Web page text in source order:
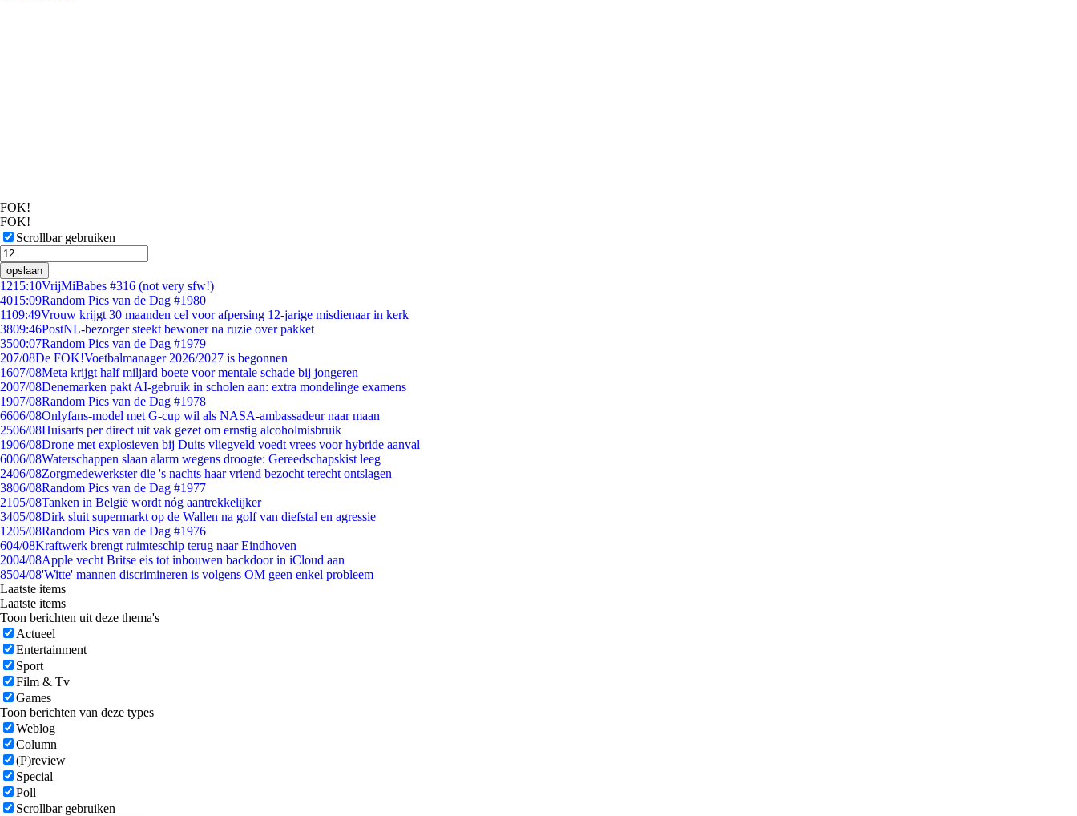
FOK!
FOK!
Scrollbar gebruiken
opslaan
1215:10VrijMiBabes #316 (not very sfw!)
4015:09Random Pics van de Dag #1980
1109:49Vrouw krijgt 30 maanden cel voor afpersing 12-jarige misdienaar in kerk
3809:46PostNL-bezorger steekt bewoner na ruzie over pakket
3500:07Random Pics van de Dag #1979
207/08De FOK!Voetbalmanager 2026/2027 is begonnen
1607/08Meta krijgt half miljard boete voor mentale schade bij jongeren
2007/08Denemarken pakt AI-gebruik in scholen aan: extra mondelinge examens
1907/08Random Pics van de Dag #1978
6606/08Onlyfans-model met G-cup wil als NASA-ambassadeur naar maan
2506/08Huisarts per direct uit vak gezet om ernstig alcoholmisbruik
1906/08Drone met explosieven bij Duits vliegveld voedt vrees voor hybride aanval
6006/08Waterschappen slaan alarm wegens droogte: Gereedschapskist leeg
2406/08Zorgmedewerkster die 's nachts haar vriend bezocht terecht ontslagen
3806/08Random Pics van de Dag #1977
2105/08Tanken in België wordt nóg aantrekkelijker
3405/08Dirk sluit supermarkt op de Wallen na golf van diefstal en agressie
1205/08Random Pics van de Dag #1976
604/08Kraftwerk brengt ruimteschip terug naar Eindhoven
2004/08Apple vecht Britse eis tot inbouwen backdoor in iCloud aan
8504/08'Witte' mannen discrimineren is volgens OM geen enkel probleem
Laatste items
Laatste items
Toon berichten uit deze thema's
Actueel
Entertainment
Sport
Film & Tv
Games
Toon berichten van deze types
Weblog
Column
(P)review
Special
Poll
Scrollbar gebruiken